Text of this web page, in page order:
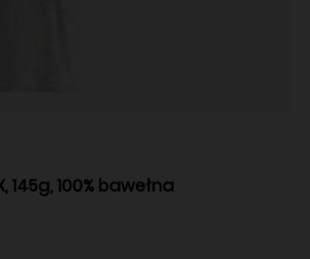
145g, 100% bawełna